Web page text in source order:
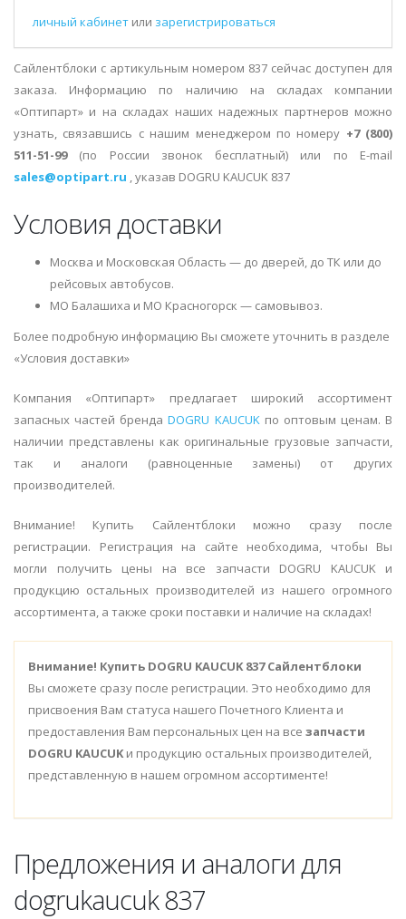
личный кабинет или зарегистрироваться
Сайлентблоки с артикульным номером 837 сейчас доступен для
заказа. Информацию по наличию на складах компании
«Оптипарт» и на складах наших надежных партнеров можно
узнать, связавшись с нашим менеджером по номеру +7 (800)
511-51-99(по России звонок бесплатный) или по E-mail
sales@optipart.ru , указав DOGRU KAUCUK 837
Условия доставки
Москва и Московская Область — до дверей, до ТК или до
рейсовых автобусов.
МО Балашиха и МО Красногорск — самовывоз.
Более подробную информацию Вы сможете уточнить в разделе
«Условия доставки»
Компания «Оптипарт» предлагает широкий ассортимент
запасных частей брендаDOGRU KAUCUKпо оптовым ценам. В
наличии представлены как оригинальные грузовые запчасти,
так и аналоги (равноценные замены) от других
производителей.
Внимание! Купить Сайлентблоки можно сразу после
регистрации. Регистрация на сайте необходима, чтобы Вы
могли получить цены на все запчасти DOGRU KAUCUK и
продукцию остальных производителей из нашего огромного
ассортимента, а также сроки поставки и наличие на складах!
Внимание! Купить DOGRU KAUCUK 837 Сайлентблоки
Вы сможете сразу после регистрации. Это необходимо для
присвоения Вам статуса нашего Почетного Клиента и
предоставления Вам персональных цен на все запчасти
DOGRU KAUCUK и продукцию остальных производителей,
представленную в нашем огромном ассортименте!
Предложения и аналоги для
dogrukaucuk 837